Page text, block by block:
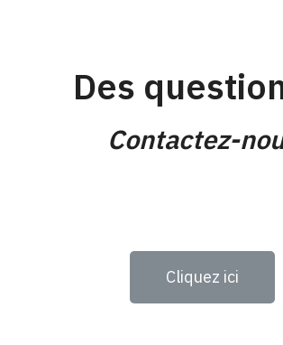
Des
Contactez-
Cliquez ici